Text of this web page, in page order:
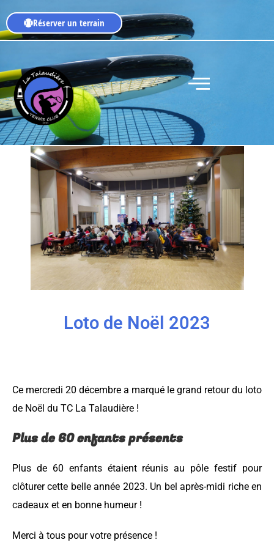
Réserver un terrain
Loto de Noël 2023
Ce mercredi 20 décembre a marqué le grand retour du loto
de Noël du TC La Talaudière !
Plus de 60 enfants présents
Plus de 60 enfants étaient réunis au pôle festif pour
clôturer cette belle année 2023. Un bel après-midi riche en
cadeaux et en bonne humeur !
Merci à tous pour votre présence !